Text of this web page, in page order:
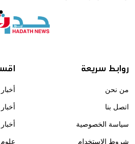
روابط سريعة
من نحن
اتصل بنا
سياسة الخصوصية
شروط الاستخدام علوم